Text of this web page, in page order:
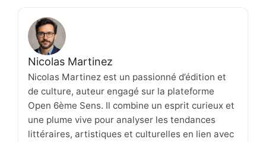
Nicolas Martinez
Nicolas Martinez est un passionné d’édition et
de culture, auteur engagé sur la plateforme
Open 6ème Sens. Il combine un esprit curieux et
une plume vive pour analyser les tendances
littéraires, artistiques et culturelles en lien avec